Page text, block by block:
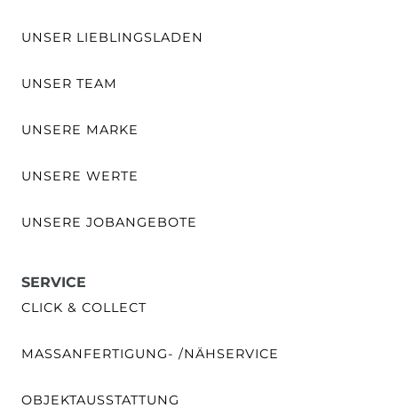
UNSER LIEBLINGSLADEN
UNSER TEAM
UNSERE MARKE
UNSERE WERTE
UNSERE JOBANGEBOTE
SERVICE
CLICK & COLLECT
MASSANFERTIGUNG- /NÄHSERVICE
OBJEKTAUSSTATTUNG